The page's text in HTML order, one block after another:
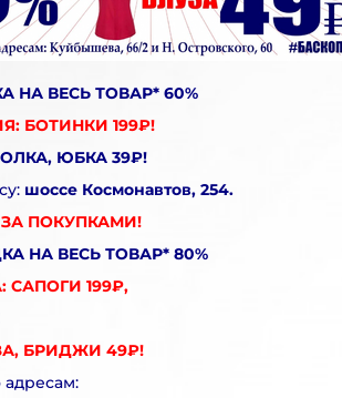
НА ВЕСЬ ТОВАР* 60%
БОТИНКИ 199₽!
ЮБКА 39₽!
шоссе Космонавтов, 254.
ПОКУПКАМИ!
НА ВЕСЬ ТОВАР* 80%
САПОГИ 199₽,
БРИДЖИ 49₽!
адресам: